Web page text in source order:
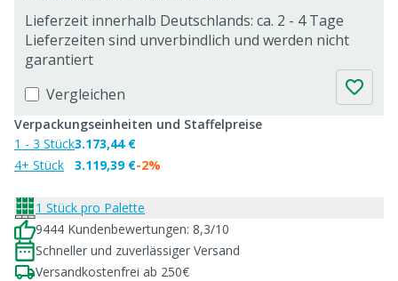
Lieferzeit innerhalb Deutschlands: ca. 2 - 4 Tage
Lieferzeiten sind unverbindlich und werden nicht
garantiert
Vergleichen
Verpackungseinheiten und Staffelpreise
1 - 3 Stück
4+ Stück
3.173,44 €
3.119,39 €-2%
1 Stück pro Palette
9444 Kundenbewertungen: 8,3/10
Schneller und zuverlässiger Versand
Versandkostenfrei ab 250€